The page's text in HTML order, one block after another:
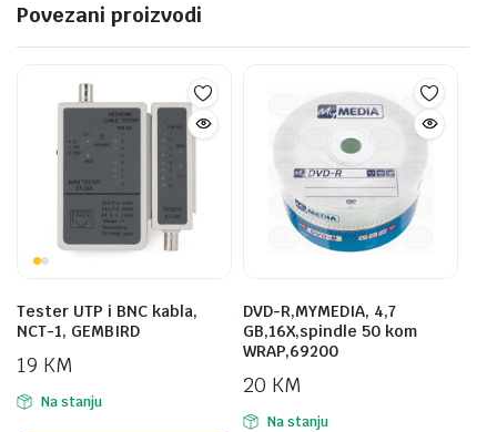
Povezani proizvodi
Tester UTP i BNC kabla,
NCT-1, GEMBIRD
19 KM
Na stanju
DVD-R,MYMEDIA, 4,7
GB,16X,spindle 50 kom
WRAP,69200
20 KM
Na stanju